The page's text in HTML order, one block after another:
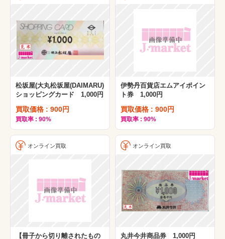
松坂屋(大丸松坂屋(DAIMARU)
ショッピングカード 1,000円
買取価格 : 900円
買取率 : 90%
伊勢丹百貨店エムアイポイン
ト券 1,000円
買取価格 : 900円
買取率 : 90%
オンライン買取
【冊子から切り離されたもの
オンライン買取
丸井今井商品券 1,000円